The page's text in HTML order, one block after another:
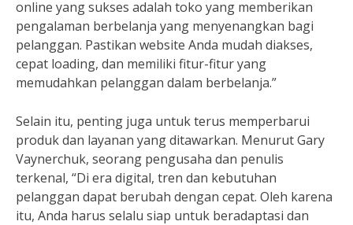
online yang sukses adalah toko yang memberikan
pengalaman berbelanja yang menyenangkan bagi
pelanggan. Pastikan website Anda mudah diakses,
cepat loading, dan memiliki fitur-fitur yang
memudahkan pelanggan dalam berbelanja.”
Selain itu, penting juga untuk terus memperbarui
produk dan layanan yang ditawarkan. Menurut Gary
Vaynerchuk, seorang pengusaha dan penulis
terkenal, “Di era digital, tren dan kebutuhan
pelanggan dapat berubah dengan cepat. Oleh karena
itu, Anda harus selalu siap untuk beradaptasi dan